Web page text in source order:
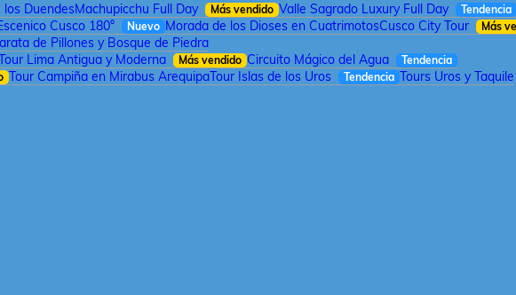
los DuendesMachupicchu Full Day Más vendido Valle Sagrado Luxury Full Day Tendencia
Cusco 180° Nuevo Morada de los Dioses en CuatrimotosCusco City Tour Más
de Pillones y Bosque de Piedra
Lima Antigua y Moderna Más vendido Circuito Mágico del Agua Tendencia
Tour Campiña en Mirabus ArequipaTour Islas de los Uros Tendencia Tours Uros y Taquile